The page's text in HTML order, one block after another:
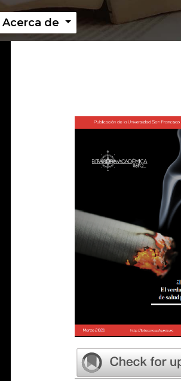
Acerca de
Imagen de portada